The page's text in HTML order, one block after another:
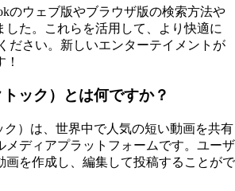
のウェブ版やブラウザ版の検索方法や
した。これらを活用して、より快適に
ださい。新しいエンターテイメントが
ック）とは何ですか？
ク）は、世界中で人気の短い動画を共有
メディアプラットフォームです。ユーザ
画を作成し、編集して投稿することがで